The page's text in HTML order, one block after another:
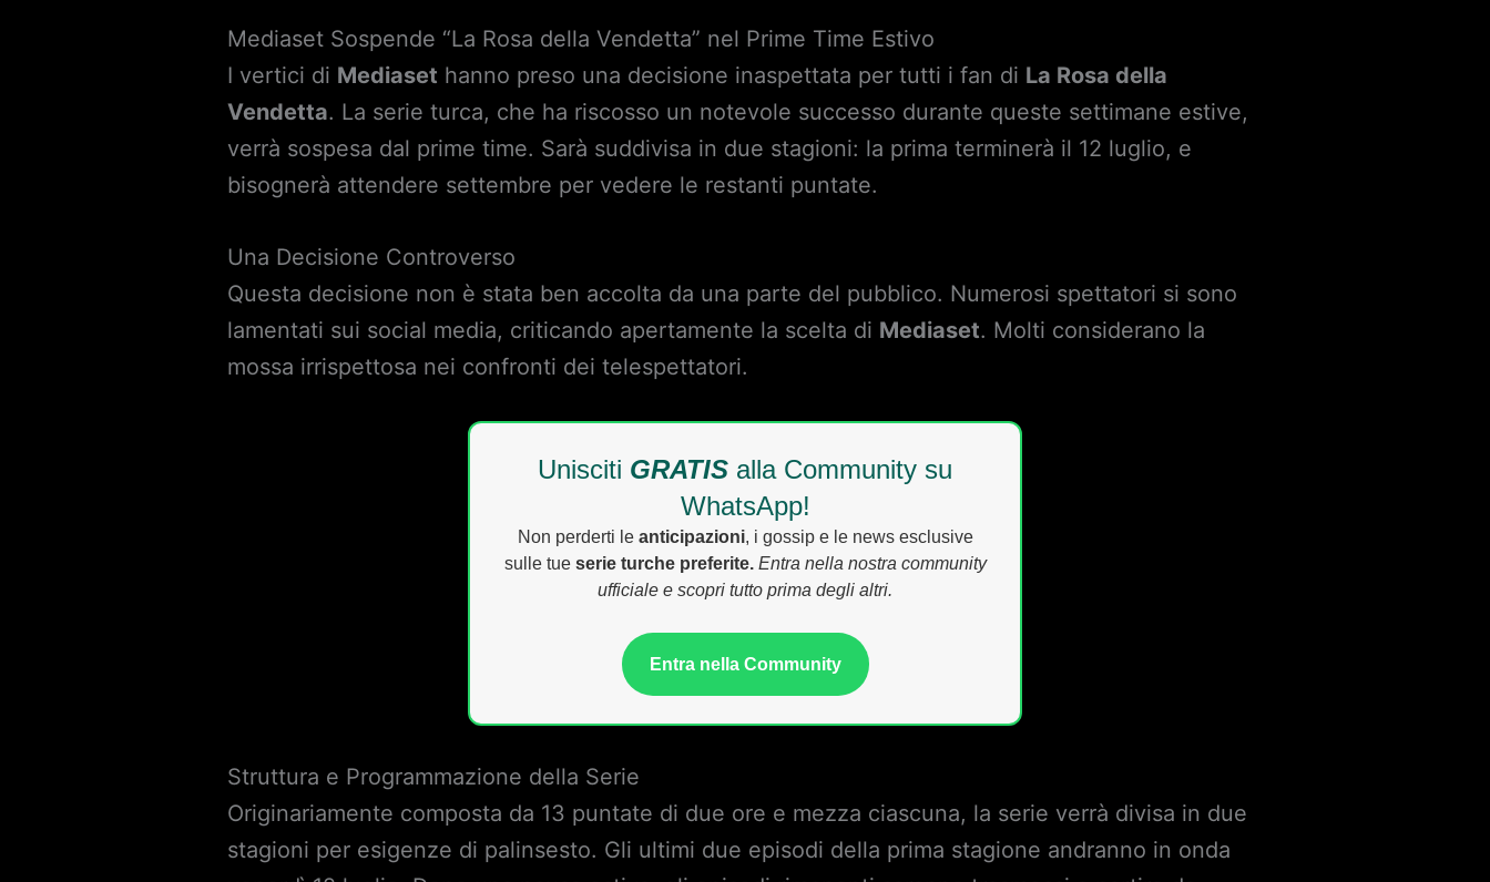
Mediaset Sospende “La Rosa della Vendetta” nel Prime Time Estivo
I vertici di Mediaset hanno preso una decisione inaspettata per tutti i fan di La Rosa della
Vendetta. La serie turca, che ha riscosso un notevole successo durante queste settimane estive,
verrà sospesa dal prime time. Sarà suddivisa in due stagioni: la prima terminerà il 12 luglio, e
bisognerà attendere settembre per vedere le restanti puntate.
Una Decisione Controverso
Questa decisione non è stata ben accolta da una parte del pubblico. Numerosi spettatori si sono
lamentati sui social media, criticando apertamente la scelta di Mediaset. Molti considerano la
mossa irrispettosa nei confronti dei telespettatori.
Unisciti GRATIS alla Community su
WhatsApp!
Non perderti le anticipazioni, i gossip e le news esclusive
sulle tue serie turche preferite. Entra nella nostra community
ufficiale e scopri tutto prima degli altri.
Entra nella Community
Struttura e Programmazione della Serie
Originariamente composta da 13 puntate di due ore e mezza ciascuna, la serie verrà divisa in due
stagioni per esigenze di palinsesto. Gli ultimi due episodi della prima stagione andranno in onda